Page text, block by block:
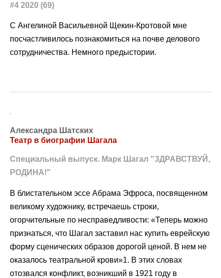
#4 2020 (69)
С Ангелиной Васильевной Щекин-Кротовой мне
посчастливилось познакомиться на почве делового
сотрудничества. Немного предыстории.
Александра Шатских
Театр в биографии Шагала
Специальный выпуск. Марк Шагал "ЗДРАВСТВУЙ,
РОДИНА!"
В блистательном эссе Абрама Эфроса, посвященном
великому художнику, встречаешь строки,
огорчительные по несправедливости: «Теперь можно
признаться, что Шагал заставил нас купить еврейскую
форму сценических образов дорогой ценой. В нем не
оказалось театральной крови»1. В этих словах
отозвался конфликт, возникший в 1921 году в